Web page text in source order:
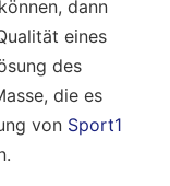
dann
eines
des
die es
von Sport1